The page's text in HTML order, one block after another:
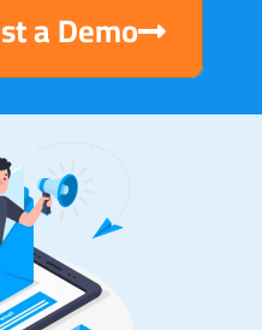
a Demo